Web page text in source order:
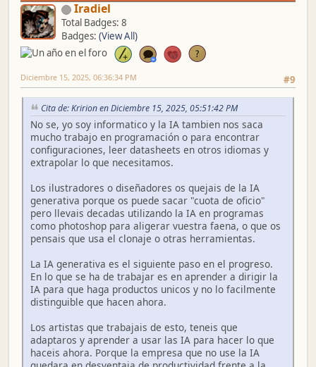
Iradiel
Total Badges: 8
Badges: (View All)
#9
Diciembre 15, 2025, 06:36:34 PM
Cita de: Kririon en Diciembre 15, 2025, 05:51:42 PM
No se, yo soy informatico y la IA tambien nos saca
mucho trabajo en programación o para encontrar
configuraciones, leer datasheets en otros idiomas y
extrapolar lo que necesitamos.
Los ilustradores o diseñadores os quejais de la IA
generativa porque os puede sacar "cuota de oficio"
pero llevais decadas utilizando la IA en programas
como photoshop para aligerar vuestra faena, o que os
pensais que usa el clonaje o otras herramientas.
La IA generativa es el siguiente paso en el progreso.
En lo que se ha de trabajar es en aprender a dirigir la
IA para que haga productos unicos y no lo facilmente
distinguible que hacen ahora.
Los artistas que trabajais de esto, teneis que
adaptaros y aprender a usar las IA para hacer lo que
haceis ahora. Porque la empresa que no use la IA